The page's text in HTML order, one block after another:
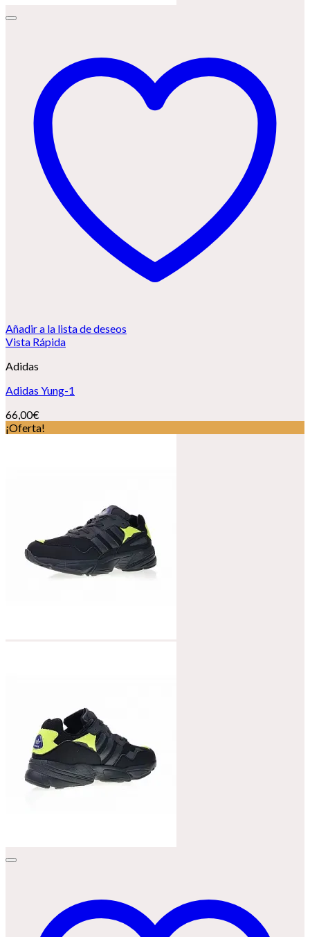
Añadir a la lista de deseos
Vista Rápida
Adidas
Adidas Yung-1
66,00€
¡Oferta!